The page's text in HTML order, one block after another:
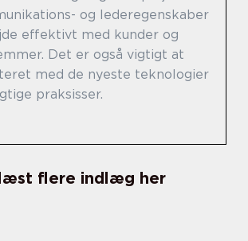
og lederegenskaber
effektivt med kunder og
Det er også vigtigt at
med de nyeste teknologier
praksisser.
flere indlæg her